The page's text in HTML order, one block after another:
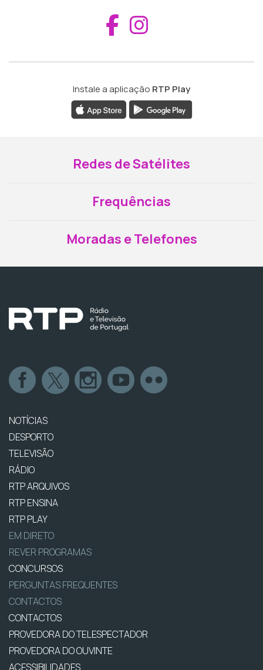
Aceder ao
Instale a aplicação RTP Play
Redes de Satélites
Frequências
Moradas e Telefones
NOTÍCIAS
DESPORTO
TELEVISÃO
RÁDIO
RTP ARQUIVOS
RTP ENSINA
RTP PLAY
EM DIRETO
REVER PROGRAMAS
CONCURSOS
PERGUNTAS FREQUENTES
CONTACTOS
CONTACTOS
PROVEDORA DO TELESPECTADOR
PROVEDORA DO OUVINTE
ACESSIBILIDADES